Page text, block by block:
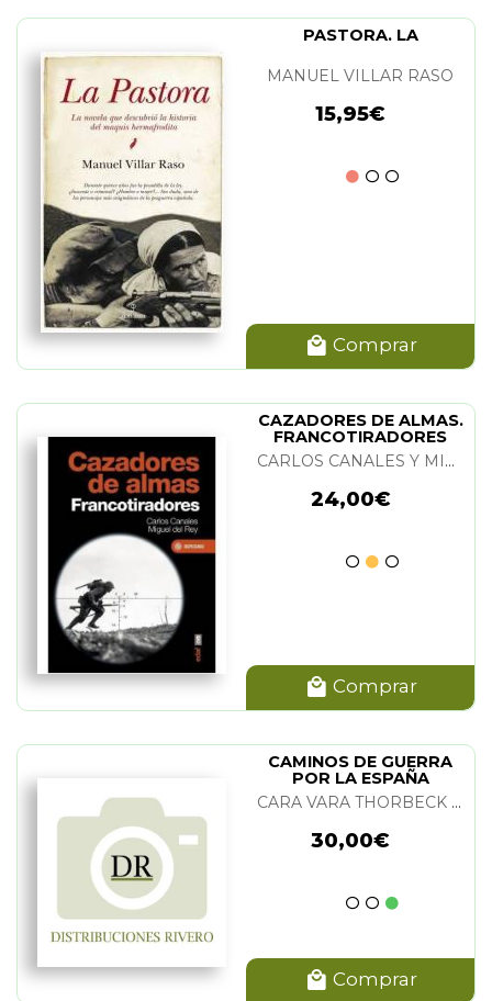
PASTORA. LA
MANUEL VILLAR RASO
15,95€
Comprar
CAZADORES DE ALMAS.
FRANCOTIRADORES
CARLOS CANALES Y MIGUEL DEL REY
24,00€
Comprar
CAMINOS DE GUERRA
POR LA ESPAÑA
MEDIEVAL
CARA VARA THORBECK Y JAVIER RAMIREZ GONZALEZ
30,00€
Comprar